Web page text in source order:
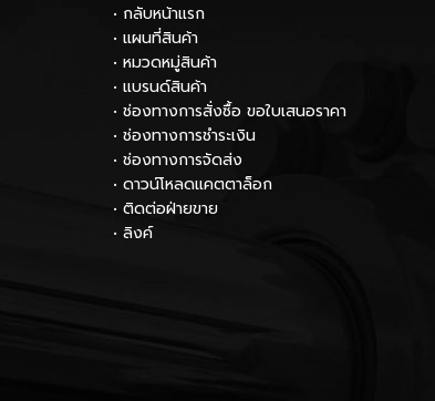
• กลับหน้าแรก
• แผนที่สินค้า
• หมวดหมู่สินค้า
• แบรนด์สินค้า
• ช่องทางการสั่งซื้อ ขอใบเสนอราคา
• ช่องทางการชำระเงิน
• ช่องทางการจัดส่ง
• ดาวน์โหลดแคตตาล็อก
• ติดต่อฝ่ายขาย
• ลิงค์